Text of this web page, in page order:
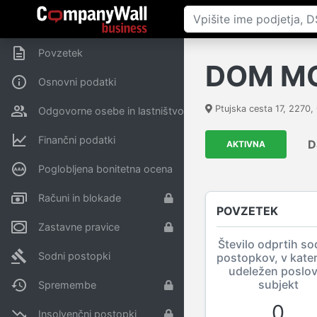
Povzetek
Osnovni podatki
Odgovorne osebe in lastništvo
Finančni podatki
Poglobljena bonitetna ocena
Računi in blokade
Zastavne pravice
Sodni postopki
Spremembe
Insolvenčni postopki
DOM
Ptujska cesta 17, 2270,
AKTIVNA
POVZETEK
Število odprtih
postopkov, v
udeležen
subjekt